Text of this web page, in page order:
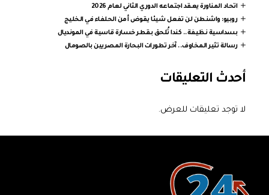
اتحاد المناورة يعقد اجتماعه الدوري الثاني لعام 2026
روبيو: واشنطن لن تفعل شيئا يقوض أمن الحلفاء في الخليج
بسداسية نظيفة.. كندا تُلحق بقطر خسارة قاسية في المونديال
رسالة تثير المخاوف.. آخر تطورات البحارة المصريين بالصومال
أحدث التعليقات
لا توجد تعليقات للعرض.